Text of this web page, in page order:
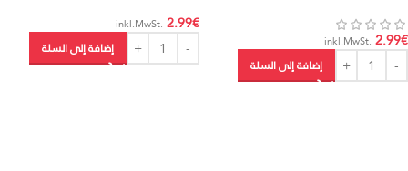
2.99€
.inkl.MwSt
إضافة إلى السلة
2.99€
.inkl.MwSt
إضافة إلى السلة